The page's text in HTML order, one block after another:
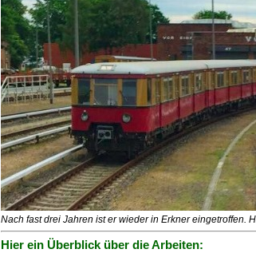
Nach fast drei Jahren ist er wieder in Erkner eingetroffen.
Hier ein Überblick über die Arbeiten: